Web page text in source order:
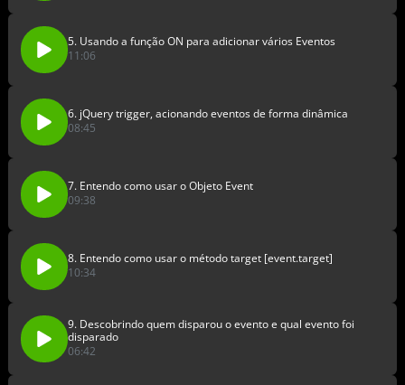
5. Usando a função ON para adicionar vários Eventos
11:06
6. jQuery trigger, acionando eventos de forma dinâmica
08:45
7. Entendo como usar o Objeto Event
09:38
8. Entendo como usar o método target [event.target]
10:34
9. Descobrindo quem disparou o evento e qual evento foi
disparado
06:42